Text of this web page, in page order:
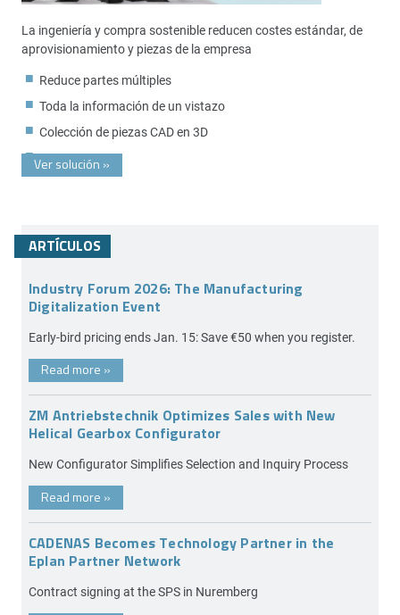
La ingeniería y compra sostenible reducen costes estándar, de
aprovisionamiento y piezas de la empresa
Reduce partes múltiples
Toda la información de un vistazo
Colección de piezas CAD en 3D
Ver solución »
ARTÍCULOS
Industry Forum 2026: The Manufacturing
Digitalization Event
Early-bird pricing ends Jan. 15: Save €50 when you register.
Read more »
ZM Antriebstechnik Optimizes Sales with New
Helical Gearbox Configurator
New Configurator Simplifies Selection and Inquiry Process
Read more »
CADENAS Becomes Technology Partner in the
Eplan Partner Network
Contract signing at the SPS in Nuremberg